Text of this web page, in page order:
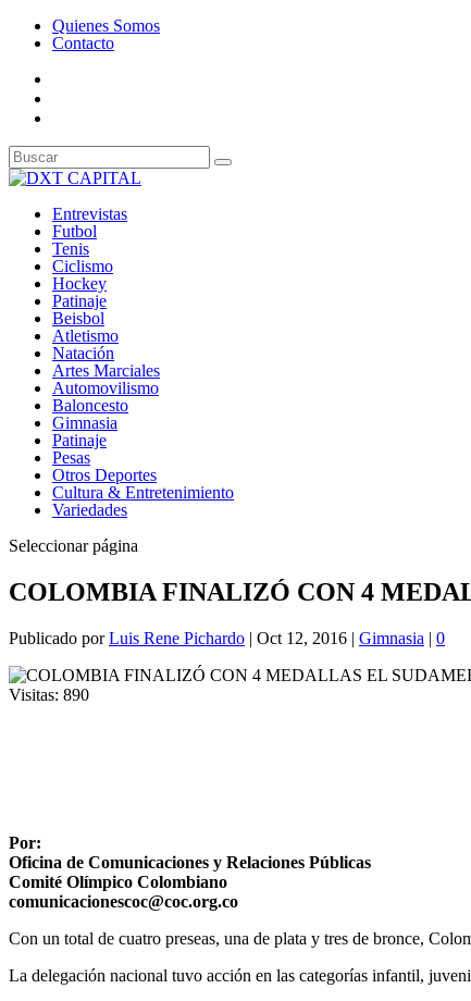
Quienes Somos
Contacto
Entrevistas
Futbol
Tenis
Ciclismo
Hockey
Patinaje
Beisbol
Atletismo
Natación
Artes Marciales
Automovilismo
Baloncesto
Gimnasia
Patinaje
Pesas
Otros Deportes
Cultura & Entretenimiento
Variedades
Seleccionar página
COLOMBIA FINALIZÓ CON 4
Publicado porLuis Rene Pichardo | Oct 12, 2016 | Gimnasia | 0
Visitas: 890
Por:
Oficina de Comunicaciones y Relaciones Públicas
Comité Olímpico Colombiano
comunicacionescoc@coc.org.co
Con un total de cuatro preseas, una de plata y tres de bronce,
La delegación nacional tuvo acción en las categorías infantil,